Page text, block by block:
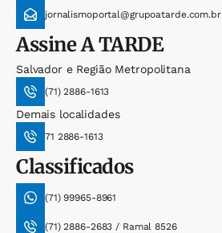
jornalismoportal@grupoatarde.com.br
AssineA TARDE
Salvador e Região Metropolitana
(71) 2886-1613
Demais localidades
71 2886-1613
Classificados
(71) 99965-8961
(71) 2886-2683 / Ramal 8526